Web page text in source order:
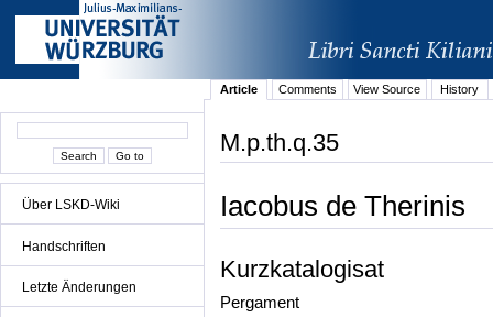
Über LSKD-Wiki
Handschriften
Letzte Änderungen
Article Comments View Source History
M.p.th.q.35
Iacobus de Therinis
Kurzkatalogisat
Pergament